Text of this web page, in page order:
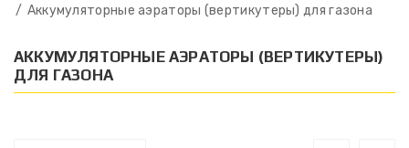
Аккумуляторные аэраторы (вертикутеры) для газона
АККУМУЛЯТОРНЫЕ АЭРАТОРЫ (ВЕРТИКУТЕРЫ)
ДЛЯ ГАЗОНА